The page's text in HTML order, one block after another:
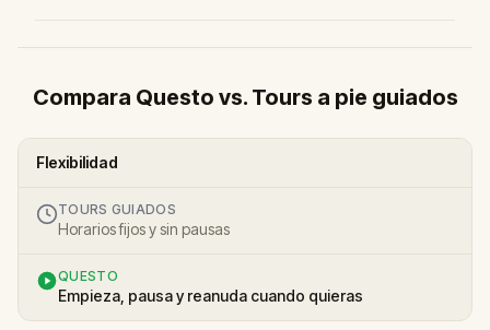
Compara Questo vs. Tours a pie guiados
Flexibilidad
TOURS GUIADOS
Horarios fijos y sin pausas
QUESTO
Empieza, pausa y reanuda cuando quieras